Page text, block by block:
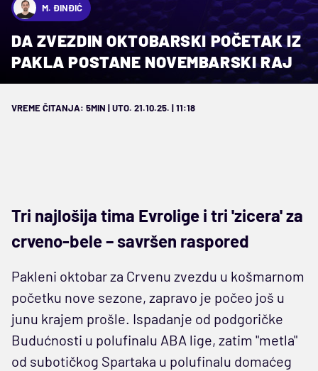
M. ĐINĐIĆ
DA ZVEZDIN OKTOBARSKI POČETAK IZ
PAKLA POSTANE NOVEMBARSKI RAJ
VREME ČITANJA: 5MIN | UTO. 21.10.25. | 11:18
Tri najlošija tima Evrolige i tri 'zicera' za
crveno-bele – savršen raspored
Pakleni oktobar za Crvenu zvezdu u košmarnom
početku nove sezone, zapravo je počeo još u
junu krajem prošle. Ispadanje od podgoričke
Budućnosti u polufinalu ABA lige, zatim "metla"
od subotičkog Spartaka u polufinalu domaćeg